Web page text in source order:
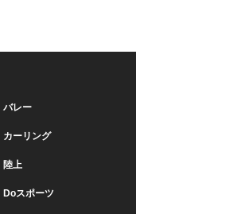
バレー
カーリング
陸上
Doスポーツ